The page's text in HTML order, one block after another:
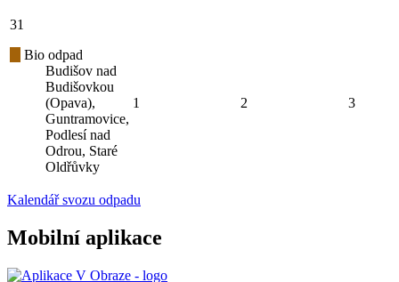
31
Bio odpad
Budišov nad
Budišovkou
(Opava),
Guntramovice,
Podlesí nad
Odrou, Staré
Oldřůvky
1 2 3
Kalendář svozu odpadu
Mobilní aplikace